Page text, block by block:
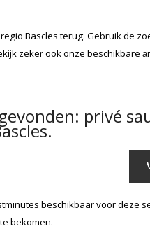
Basclesterug. Gebruik de
zeker ook onze beschikbare
privé
beschikbaar voor deze
bekomen.